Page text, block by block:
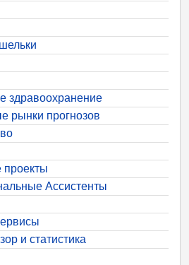
здравоохранение
рынки прогнозов
Ассистенты
и статистика